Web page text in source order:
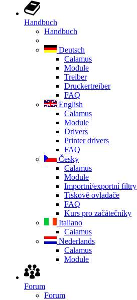
Handbuch
Handbuch
Deutsch
Calamus
Module
Treiber
Druckertreiber
FAQ
English
Calamus
Module
Drivers
Printer drivers
FAQ
Česky
Calamus
Module
Importní/exportní filtry
Tiskové ovladače
FAQ
Kurs pro začátečníky
Italiano
Calamus
Nederlands
Calamus
Module
Forum
Forum